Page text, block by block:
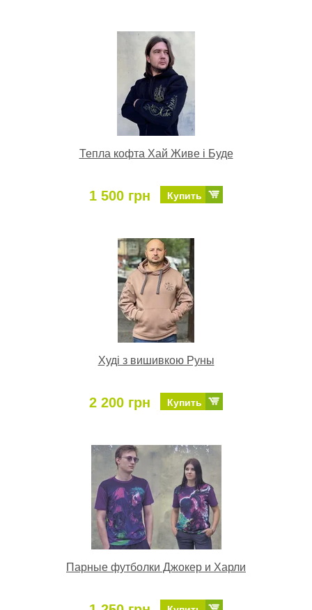
Тепла кофта Хай Живе і Буде
1 500 грн Купить
Худі з вишивкою Руны
2 200 грн Купить
Парные футболки Джокер и Харли